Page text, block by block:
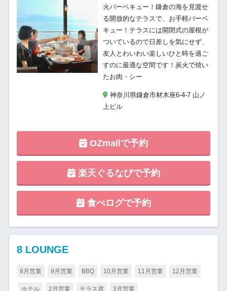
火バーベキュー！鎌倉の海を見渡せ
る開放的なテラスで、お手軽バーベ
キュー！テラスには開閉式の屋根が
ついているので日差しを気にせず、
友人とわいわい楽しいひと時を過ご
すのに最適な空間です！​炭火で焼い
たお肉・シー
神奈川県鎌倉市材木座6-4-7 山ノ
上ビル
OZmallで予約
楽天ぐるなびで予約
食べログで予約
8 LOUNGE
8月営業 9月営業 BBQ 10月営業 11月営業 12月営業
ホテル 2月営業 テラス席 3月営業